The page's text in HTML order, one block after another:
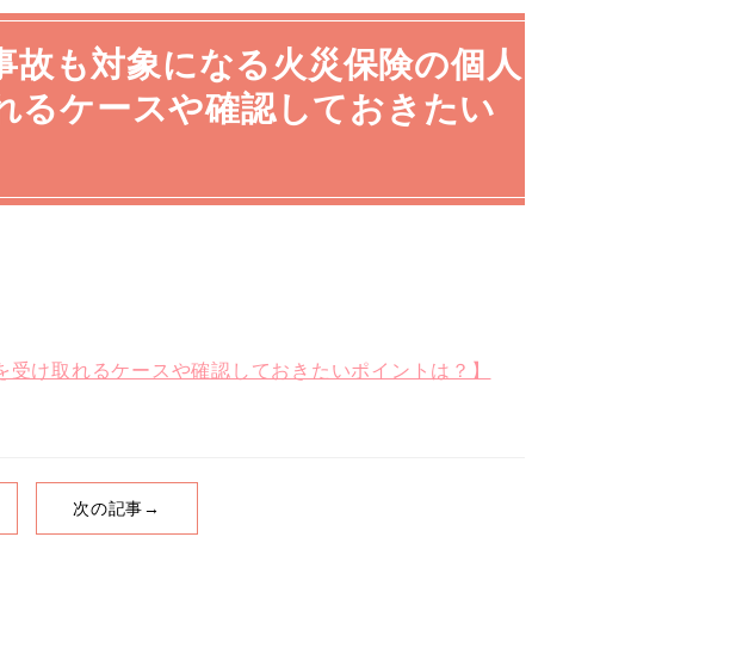
も対象になる火災保険の個人
ケースや確認しておきたい
け取れるケースや確認しておきたいポイントは？】
次の記事→